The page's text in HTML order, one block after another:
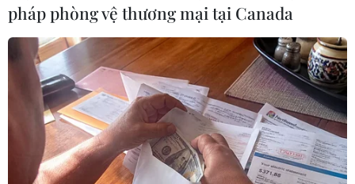
(TTXVN/Vietnam+)
pháp phòng vệ thương mại tại Canada